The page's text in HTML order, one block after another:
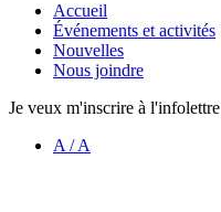
Accueil
Événements et activités
Nouvelles
Nous joindre
Je veux m'inscrire à l'infolettre
A /A